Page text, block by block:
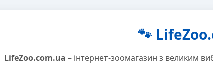
🐾
LifeZoo.com.ua – інтернет-зоомагазин з великим